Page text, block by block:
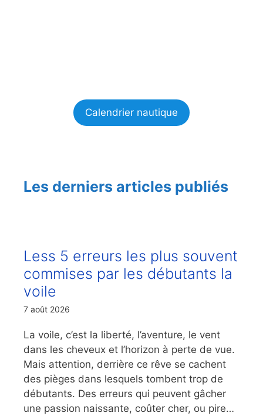
Calendrier nautique
Les derniers articles publiés
Less 5 erreurs les plus souvent
commises par les débutants la
voile
7 août 2026
La voile, c’est la liberté, l’aventure, le vent
dans les cheveux et l’horizon à perte de vue.
Mais attention, derrière ce rêve se cachent
des pièges dans lesquels tombent trop de
débutants. Des erreurs qui peuvent gâcher
une passion naissante, coûter cher, ou pire…